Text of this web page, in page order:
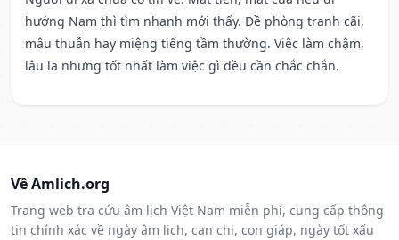
hướng Nam thì tìm nhanh mới thấy. Đề phòng tranh cãi,
mâu thuẫn hay miệng tiếng tầm thường. Việc làm chậm,
lâu la nhưng tốt nhất làm việc gì đều cần chắc chắn.
Về Amlich.org
Trang web tra cứu âm lịch Việt Nam miễn phí, cung cấp thông
tin chính xác về ngày âm lịch, can chi, con giáp, ngày tốt xấu